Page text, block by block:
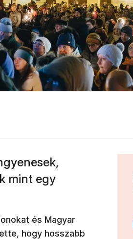
mint egy
és Magyar
hogy hosszabb